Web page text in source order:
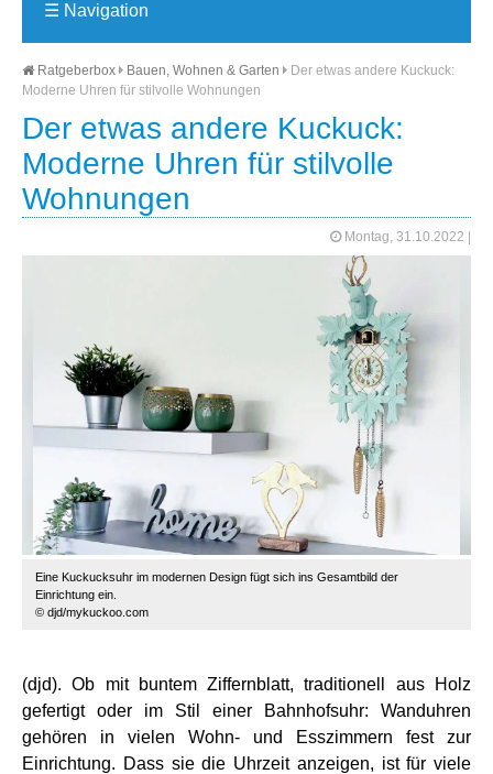
☰ Navigation
Ratgeberbox Bauen, Wohnen & Garten
Der etwas andere Kuckuck:
Moderne Uhren für stilvolle Wohnungen
Der etwas andere Kuckuck:
Moderne Uhren für stilvolle
Wohnungen
Montag, 31.10.2022
Eine Kuckucksuhr im modernen Design fügt sich ins Gesamtbild der
Einrichtung ein.
© djd/mykuckoo.com
(djd). Ob mit buntem Ziffernblatt, traditionell aus Holz
gefertigt oder im Stil einer Bahnhofsuhr: Wanduhren
gehören in vielen Wohn- und Esszimmern fest zur
Einrichtung. Dass sie die Uhrzeit anzeigen, ist für viele